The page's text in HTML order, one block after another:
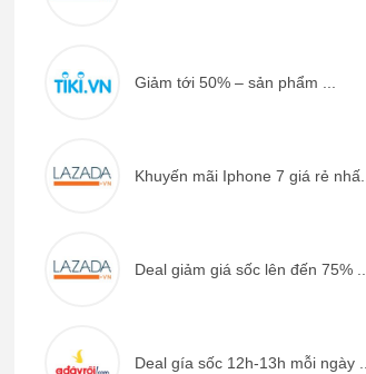
Giảm tới 50% – sản phẩm ...
Khuyến mãi Iphone 7 giá rẻ nhấ...
Deal giảm giá sốc lên đến 75% ...
Deal gía sốc 12h-13h mỗi ngày ...